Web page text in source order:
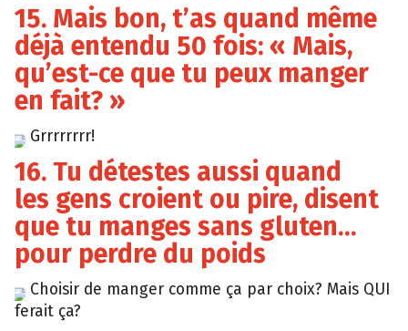
15. Mais bon, t’as quand même
déjà entendu 50 fois: « Mais,
qu’est-ce que tu peux manger
en fait? »
Grrrrrrrr!
16. Tu détestes aussi quand
les gens croient ou pire, disent
que tu manges sans gluten…
pour perdre du poids
Tumblr
Choisir de manger comme ça par choix? Mais QUI
ferait ça?